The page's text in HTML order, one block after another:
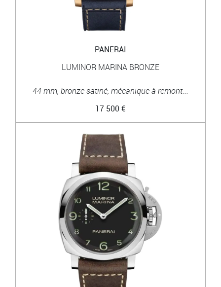
PANERAI
LUMINOR MARINA BRONZE
44 mm, bronze satiné, mécanique à remont...
17 500 €